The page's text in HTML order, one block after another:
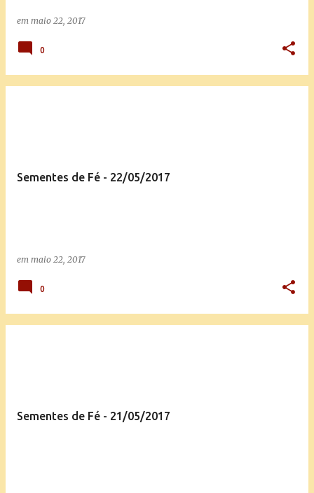
em maio 22, 2017
0
Sementes de Fé - 22/05/2017
em maio 22, 2017
0
Sementes de Fé - 21/05/2017